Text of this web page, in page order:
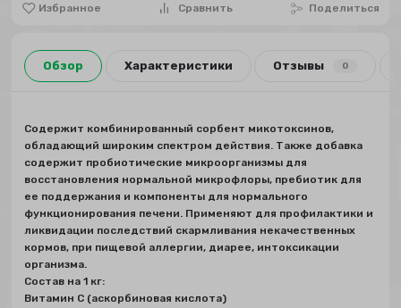
Избранное Сравнить Поделиться
Обзор Характеристики Отзывы 0
Содержит комбинированный сорбент микотоксинов,
обладающий широким спектром действия. Также добавка
содержит пробиотические микроорганизмы для
восстановления нормальной микрофлоры, пребиотик для
ее поддержания и компоненты для нормального
функционирования печени. Применяют для профилактики и
ликвидации последствий скармливания некачественных
кормов, при пищевой аллергии, диарее, интоксикации
организма.
Состав на 1 кг:
Витамин С (аскорбиновая кислота)